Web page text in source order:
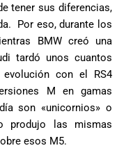
tener sus diferencias,
Por eso, durante los
BMW creó una
tardó unos cuantos
con el RS4
M en gamas
son «unicornios» o
produjo las mismas
esos M5.